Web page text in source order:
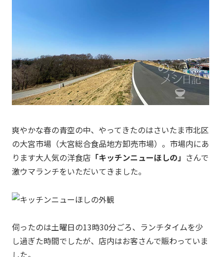
爽やかな春の青空の中、やってきたのはさいたま市北区
の大宮市場（大宮総合食品地方卸売市場）。市場内にあ
ります大人気の洋食店 「キッチンニューほしの」 さんで
激ウマランチをいただいてきました。
伺ったのは土曜日の13時30分ごろ、ランチタイムを少
し過ぎた時間でしたが、店内はお客さんで賑わっていま